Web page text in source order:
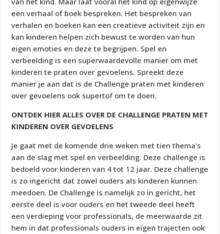
een verhaal of boek bespreken. Het bespreken van
verhalen en boeken kan een creatieve activiteit zijn en
kan kinderen helpen zich bewust te worden van hun
eigen emoties en deze te begrijpen. Spel en
verbeelding is een superwaardevolle manier om met
kinderen te praten over gevoelens. Spreekt deze
manier je aan dat is de Challenge praten met kinderen
over gevoelens ook supertof om te doen.
ONTDEK HIER ALLES OVER DE CHALLENGE PRATEN MET
KINDEREN OVER GEVOELENS
Je gaat met de komende drie weken met tien thema's
aan de slag met spel en verbeelding. Deze challenge is
bedoeld voor kinderen van 4 tot 12 jaar. Deze challenge
is zo ingericht dat zowel ouders als kinderen kunnen
meedoen. De Challenge is namelijk zo in gericht, het
eerste deel is voor ouders en het tweede deel heeft
een verdieping voor professionals, de meerwaarde zit
hem in dat professionals ouders in eigen trajecten ook